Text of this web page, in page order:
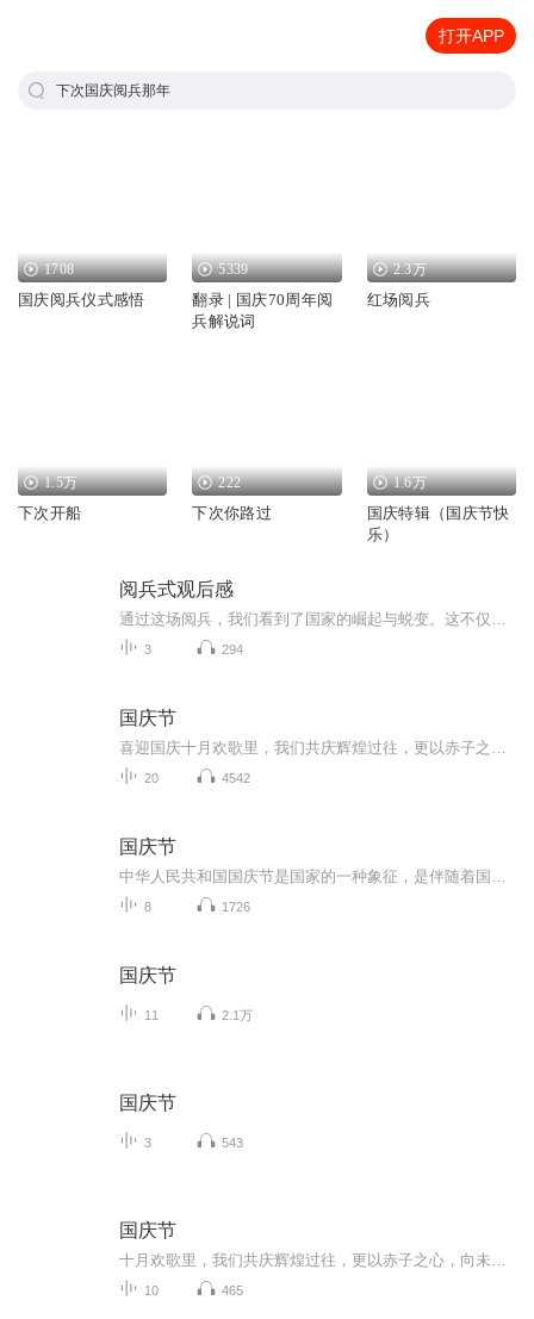
打开APP
下次国庆阅兵那年
1708
国庆阅兵仪式感悟
5339
翻录 | 国庆70周年阅
兵解说词
2.3万
红场阅兵
1.5万
下次开船
222
下次你路过
1.6万
国庆特辑（国庆节快
乐）
阅兵式观后感
3 294
国庆节
20 4542
国庆节
8 1726
国庆节
11 2.1万
国庆节
3 543
国庆节
10 465